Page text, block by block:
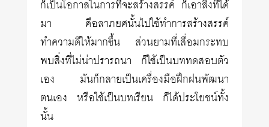
ก็เป็นโอกาสในการที่จะสร้างสรรค์ ก็เอาสิ่งที่ได้
มา คือลาภยศนั้นไปใช้ทำการสร้างสรรค์
ทำความดีให้มากขึ้น ส่วนยามที่เสื่อมกระทบ
พบสิ่งที่ไม่น่าปรารถนา ก็ใช้เป็นบททดสอบตัว
เอง มันก็กลายเป็นเครื่องมือฝึกฝนพัฒนา
ตนเอง หรือใช้เป็นบทเรียน ก็ได้ประโยชน์ทั้ง
นั้น